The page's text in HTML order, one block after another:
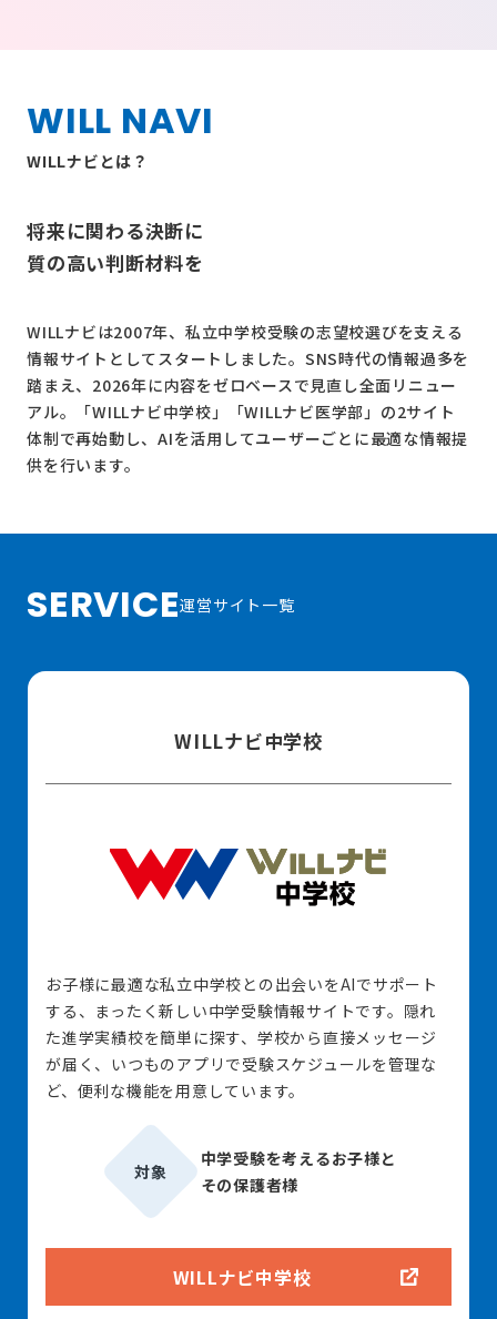
WILL NAVI
WILLナビとは？
将来に関わる決断に
質の高い判断材料を
WILLナビは2007年、私立中学校受験の志望校選びを支える
情報サイトとしてスタートしました。SNS時代の情報過多を
踏まえ、2026年に内容をゼロベースで見直し全面リニュー
アル。
「WILLナビ中学校」 「WILLナビ医学部」 の2サイト
体制で再始動し、AIを活用してユーザーごとに最適な情報提
供を行います。
SERVICE運営サイト一覧
WILLナビ中学校
お子様に最適な私立中学校との出会いをAIでサポート
する、まったく新しい中学受験情報サイトです。隠れ
た進学実績校を簡単に探す、学校から直接メッセージ
が届く、いつものアプリで受験スケジュールを管理な
ど、便利な機能を用意しています。
対象
中学受験を考えるお子様と
その保護者様
WILLナビ中学校